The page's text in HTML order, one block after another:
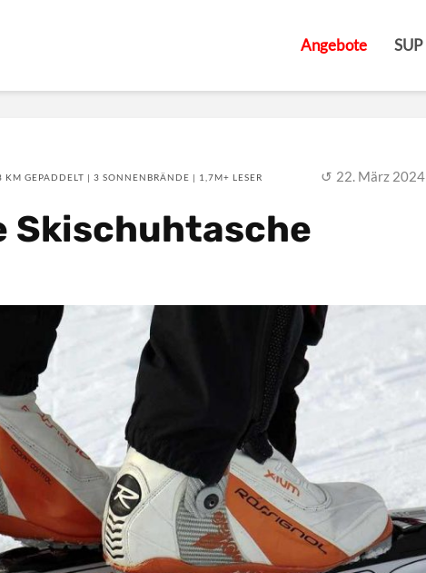
Angebote SUP
KM GEPADDELT | 3 SONNENBRÄNDE | 1,7M+ LESER 22. März 2024
Skischuhtasche